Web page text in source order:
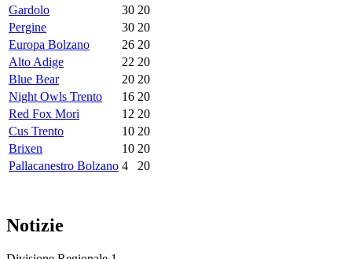
Gardolo 30 20
Pergine
30 20
Europa Bolzano
26 20
Alto Adige
22 20
Blue Bear
20 20
Night Owls Trento
16 20
Red Fox Mori
12 20
Cus Trento
10 20
Brixen
10 20
Pallacanestro Bolzano 4 20
Notizie